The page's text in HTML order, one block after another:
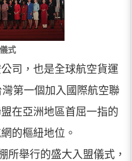
式
司，也是全球航空貨運
第一個加入國際航空聯
在亞洲地區首屈一指的
的樞紐地位。
所舉行的盛大入盟儀式，